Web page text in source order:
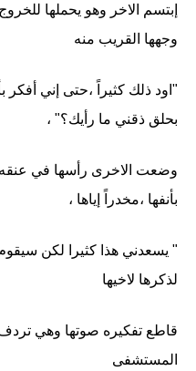
إبتسم الاخر وهو يحملها
وجهها القريب منه
"اود ذلك كثيراً ،حتى إني
بحلق ذقني ما رأيك؟" ،
وضعت الاخرى رأسها في
بأنفها ،مخدراً إياها ،
" يسعدني هذا كثيرا لكن
لذكرها لاخيها
قاطع تفكيره صوتها وهي تردف
المستشفى